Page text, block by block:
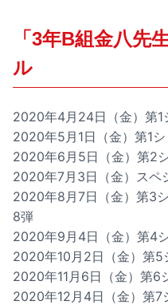
「3年B組金八先
ル
2020年4月24日（金）第1
2020年5月1日（金）第1シ
2020年6月5日（金）第2
2020年7月3日（金）スペ
2020年8月7日（金）第3
8弾
2020年9月4日（金）第4
2020年10月2日（金）第5
2020年11月6日（金）第6
2020年12月4日（金）第7